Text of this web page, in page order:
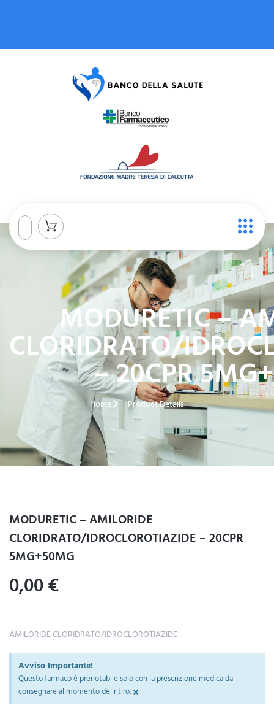
MODURETIC –
CLORIDRATO/
– 20CPR
Home Product Details
MODURETIC – AMILORIDE
CLORIDRATO/IDROCLOROTIAZIDE – 20CPR
5MG+50MG
0,00€
AMILORIDE CLORIDRATO/IDROCLOROTIAZIDE
Avviso Importante!
Questo farmaco è prenotabile solo con la prescrizione medica da
consegnare al momento del ritiro.×